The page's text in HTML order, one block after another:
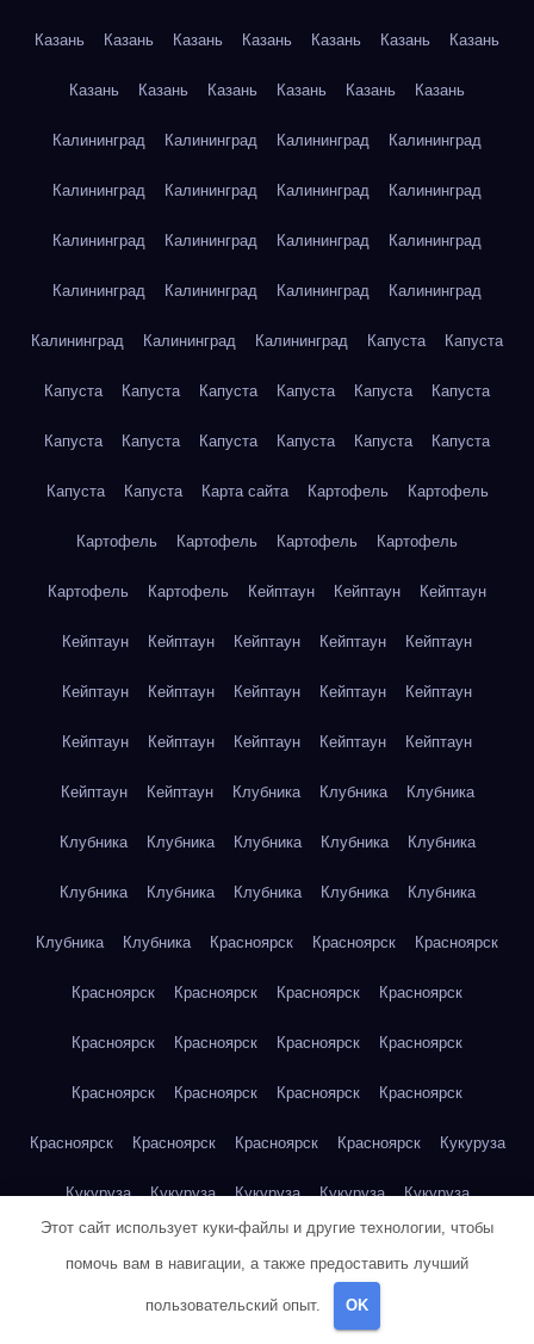
Казань Казань Казань Казань Казань Казань Казань
Казань Казань Казань Казань Казань Казань
Калининград Калининград Калининград Калининград
Калининград Калининград Калининград Калининград
Калининград Калининград Калининград Калининград
Калининград Калининград Калининград Калининград
Калининград Калининград Калининград Капуста Капуста
Капуста Капуста Капуста Капуста Капуста Капуста
Капуста Капуста Капуста Капуста Капуста Капуста
Капуста Капуста Карта сайта Картофель Картофель
Картофель Картофель Картофель Картофель
Картофель Картофель Кейптаун Кейптаун Кейптаун
Кейптаун Кейптаун Кейптаун Кейптаун Кейптаун
Кейптаун Кейптаун Кейптаун Кейптаун Кейптаун
Кейптаун Кейптаун Кейптаун Кейптаун Кейптаун
Кейптаун Кейптаун Клубника Клубника Клубника
Клубника Клубника Клубника Клубника Клубника
Клубника Клубника Клубника Клубника Клубника
Клубника Клубника Красноярск Красноярск Красноярск
Красноярск Красноярск Красноярск Красноярск
Красноярск Красноярск Красноярск Красноярск
Красноярск Красноярск Красноярск Красноярск
Красноярск Красноярск Красноярск Красноярск Кукуруза
Кукуруза Кукуруза Кукуруза Кукуруза Кукуруза
Этот сайт использует куки-файлы и другие технологии, чтобы
помочь вам в навигации, а также предоставить лучший
пользовательский опыт. OK